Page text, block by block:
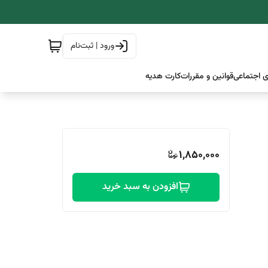
ورود | ثبت‌نام
اجتماعیقوانین و مقرراتکارت هدیه
1,850,000
افزودن به سبد خرید